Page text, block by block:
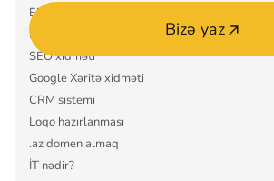
ERP sistemi
Mobil tətbiq MVP
SEO xidməti
Google Xəritə xidməti
CRM sistemi
Loqo hazırlanması
.az domen almaq
İT nədir?
Bizə yaz